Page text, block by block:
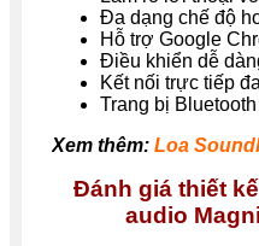
Đa dạng chế độ
Hỗ trợ Google
Điều khiển dễ
Kết nối trực tiếp
Trang bị
Xem thêm: Loa
Đánh giá thiết
audio